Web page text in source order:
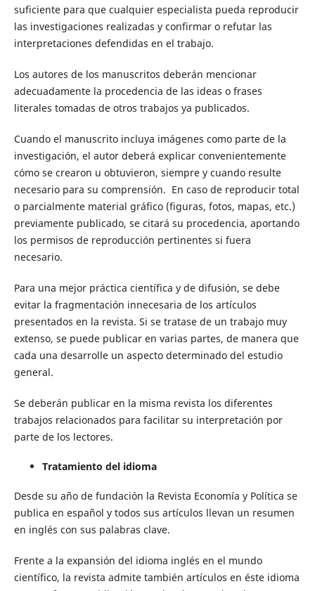
suficiente para que cualquier especialista pueda reproducir
las investigaciones realizadas y confirmar o refutar las
interpretaciones defendidas en el trabajo.
Los autores de los manuscritos deberán mencionar
adecuadamente la procedencia de las ideas o frases
literales tomadas de otros trabajos ya publicados.
Cuando el manuscrito incluya imágenes como parte de la
investigación, el autor deberá explicar convenientemente
cómo se crearon u obtuvieron, siempre y cuando resulte
necesario para su comprensión. En caso de reproducir total
o parcialmente material gráfico (figuras, fotos, mapas, etc.)
previamente publicado, se citará su procedencia, aportando
los permisos de reproducción pertinentes si fuera
necesario.
Para una mejor práctica científica y de difusión, se debe
evitar la fragmentación innecesaria de los artículos
presentados en la revista. Si se tratase de un trabajo muy
extenso, se puede publicar en varias partes, de manera que
cada una desarrolle un aspecto determinado del estudio
general.
Se deberán publicar en la misma revista los diferentes
trabajos relacionados para facilitar su interpretación por
parte de los lectores.
Tratamiento del idioma
Desde su año de fundación la Revista Economía y Política se
publica en español y todos sus artículos llevan un resumen
en inglés con sus palabras clave.
Frente a la expansión del idioma inglés en el mundo
científico, la revista admite también artículos en éste idioma